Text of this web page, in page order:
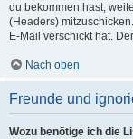
du bekommen hast,
(Headers)
E-Mail verschickt hat.
Nach oben
Freunde und
Wozu benötige ich die